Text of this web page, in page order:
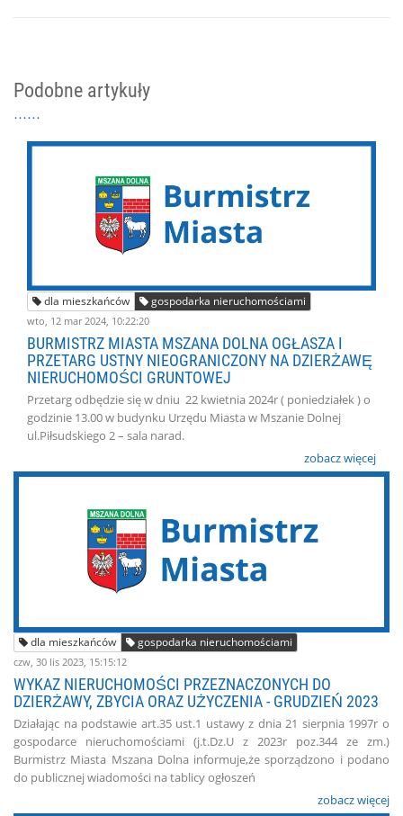
Podobne artykuły
dla mieszkańców gospodarka nieruchomościami
wto, 12 mar 2024, 10:22:20
BURMISTRZ MIASTA MSZANA DOLNA OGŁASZA I
PRZETARG USTNY NIEOGRANICZONY NA DZIERŻAWĘ
NIERUCHOMOŚCI GRUNTOWEJ
Przetarg odbędzie się w dniu 22 kwietnia 2024r ( poniedziałek ) o
godzinie 13.00 w budynku Urzędu Miasta w Mszanie Dolnej
ul.Piłsudskiego 2 – sala narad.
zobacz więcej
dla mieszkańców gospodarka nieruchomościami
czw, 30 lis 2023, 15:15:12
WYKAZ NIERUCHOMOŚCI PRZEZNACZONYCH DO
DZIERŻAWY, ZBYCIA ORAZ UŻYCZENIA - GRUDZIEŃ 2023
Działając na podstawie art.35 ust.1 ustawy z dnia 21 sierpnia 1997r o
gospodarce nieruchomościami (j.t.Dz.U z 2023r poz.344 ze zm.)
Burmistrz Miasta Mszana Dolna informuje,że sporządzono i podano
do publicznej wiadomości na tablicy ogłoszeń
zobacz więcej